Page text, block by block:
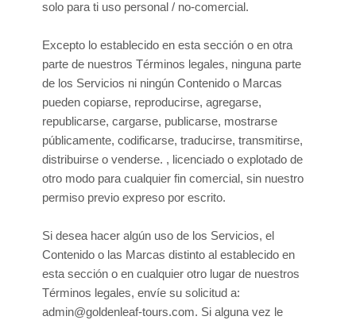
solo para ti uso personal / no-comercial .
Excepto lo establecido en esta sección o en otra
parte de nuestros Términos legales, ninguna parte
de los Servicios ni ningún Contenido o Marcas
pueden copiarse, reproducirse, agregarse,
republicarse, cargarse, publicarse, mostrarse
públicamente, codificarse, traducirse, transmitirse,
distribuirse o venderse. , licenciado o explotado de
otro modo para cualquier fin comercial, sin nuestro
permiso previo expreso por escrito.
Si desea hacer algún uso de los Servicios, el
Contenido o las Marcas distinto al establecido en
esta sección o en cualquier otro lugar de nuestros
Términos legales, envíe su solicitud a:
admin@goldenleaf-tours.com. Si alguna vez le